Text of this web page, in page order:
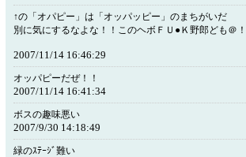
↑の「オパピー」は「オッパッピー」のまちがいだ
別に気にするなよな！！このヘボＦＵ●Ｋ野郎ども＠！
2007/11/14 16:46:29
オッパピーだぜ！！
2007/11/14 16:41:34
ボスの趣味悪い
2007/9/30 14:18:49
緑のｽﾃｰｼﾞ難い